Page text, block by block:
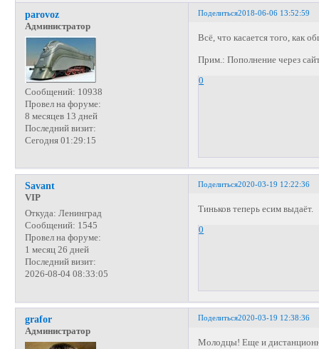
Поделиться2018-06-06 13:52:59
parovoz
Администратор
Сообщений: 10938
Провел на форуме:
8 месяцев 13 дней
Последний визит:
Сегодня 01:29:15
Всё, что касается того, как
Прим.: Пополнение через
0
Поделиться2020-03-19 12:22:36
Savant
VIP
Откуда: Ленинград
Сообщений: 1545
Провел на форуме:
1 месяц 26 дней
Последний визит:
2026-08-04 08:33:05
Тиньков теперь есим выдаёт.
0
Поделиться2020-03-19 12:38:36
grafor
Администратор
Молодцы! Еще и